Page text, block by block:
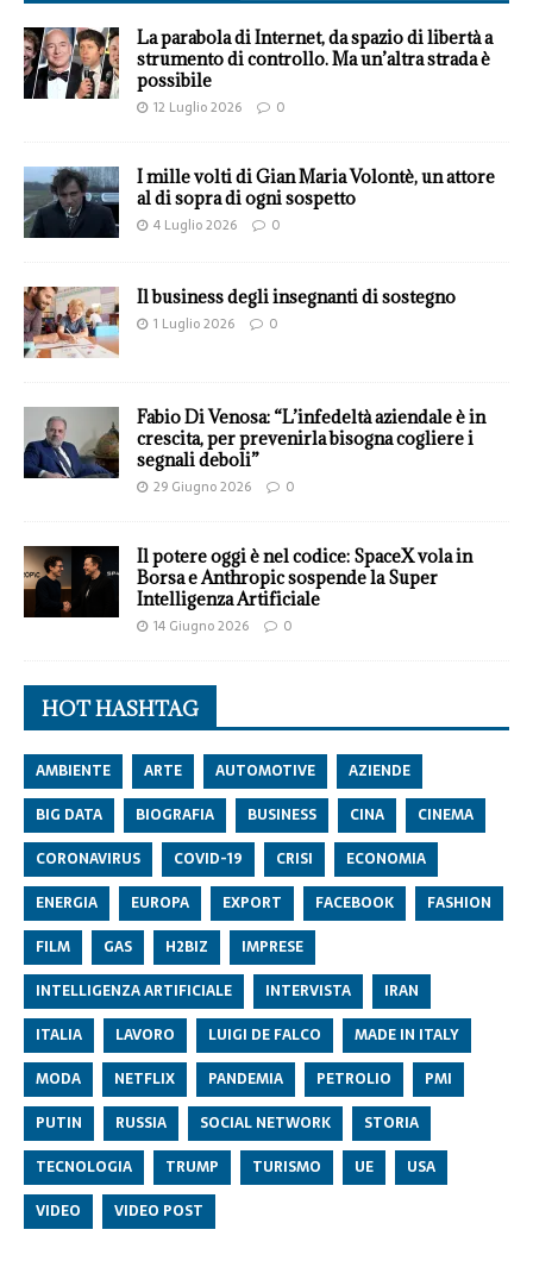
La parabola di Internet, da spazio di libertà a
strumento di controllo. Ma un’altra strada è
possibile
12 Luglio 2026 0
I mille volti di Gian Maria Volontè, un attore
al di sopra di ogni sospetto
4 Luglio 2026 0
Il business degli insegnanti di sostegno
1 Luglio 2026 0
Fabio Di Venosa: “L’infedeltà aziendale è in
crescita, per prevenirla bisogna cogliere i
segnali deboli”
29 Giugno 2026 0
Il potere oggi è nel codice: SpaceX vola in
Borsa e Anthropic sospende la Super
Intelligenza Artificiale
14 Giugno 2026 0
HOT HASHTAG
AMBIENTE ARTE AUTOMOTIVE
AZIENDE
BIG DATA
BIOGRAFIA BUSINESS CINA
CINEMA
CORONAVIRUS
COVID-19 CRISI
ECONOMIA
ENERGIA
EUROPA EXPORT FACEBOOK
FASHION
FILM
GAS H2BIZ
IMPRESE
INTELLIGENZA ARTIFICIALE
INTERVISTA
IRAN
ITALIA
LAVORO LUIGI DE FALCO
MADE IN ITALY
MODA
NETFLIX PANDEMIA PETROLIO
PMI
PUTIN
RUSSIA SOCIAL NETWORK
STORIA
TECNOLOGIA
TRUMP TURISMO UE
USA
VIDEO
VIDEO POST